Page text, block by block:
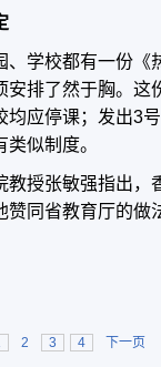
、学校都有一份《
安排了然于胸。这
应停课；发出3
似制度。
教授张敏强指出，
同省教育厅的做
2 3 4 下一页